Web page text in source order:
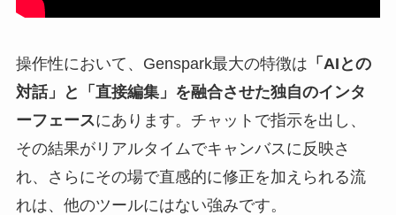
操作性において、Genspark最大の特徴は 「AIとの
対話」と「直接編集」を融合させた独自のインタ
ーフェースにあります。チャットで指示を出し、
その結果がリアルタイムでキャンバスに反映さ
れ、さらにその場で直感的に修正を加えられる流
れは、他のツールにはない強みです。